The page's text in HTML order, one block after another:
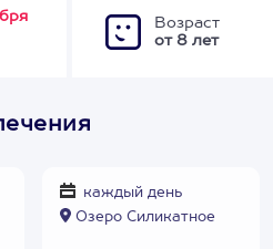
Возраст
от 8 лет
каждый день
Озеро Силикатное